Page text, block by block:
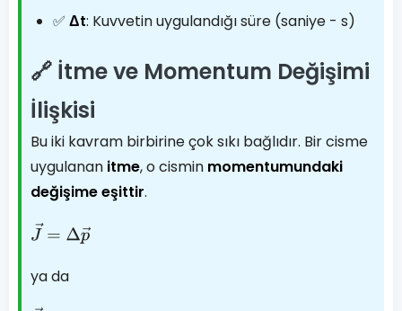
✅ Δt: Kuvvetin uygulandığı süre (saniye - s)
🔗 İtme ve Momentum Değişimi
İlişkisi
Bu iki kavram birbirine çok sıkı bağlıdır. Bir cisme
uygulanan itme, o cismin momentumundaki
değişime eşittir.
J→= Δp→
ya da